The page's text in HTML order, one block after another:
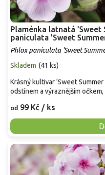
Plaménka latnatá 'Sweet
Phlox paniculata 'Sweet
Skladem (41 ks)
od 99 Kč / ks
Krásný kultivar ‘Sweet
odstínem a výraznějším očkem,